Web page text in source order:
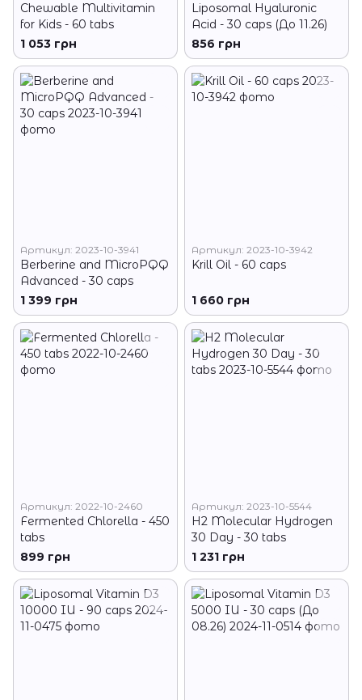
Chewable Multivitamin
for Kids - 60 tabs
1 053 грн
Liposomal Hyaluronic
Acid - 30 caps (До 11.26)
856 грн
Артикул: 2023-10-3941
Berberine and MicroPQQ
Advanced - 30 caps
1 399 грн
Артикул: 2023-10-3942
Krill Oil - 60 caps
1 660 грн
Артикул: 2022-10-2460
Fermented Chlorella - 450
tabs
899 грн
Артикул: 2023-10-5544
H2 Molecular Hydrogen
30 Day - 30 tabs
1 231 грн